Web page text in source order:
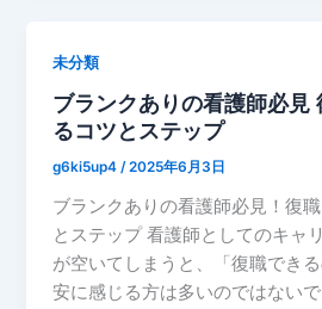
未分類
ブランクありの看護師必見
るコツとステップ
g6ki5up4/2025年6月3日
ブランクありの看護師必見！復
とステップ 看護師としてのキャ
が空いてしまうと、「復職でき
安に感じる方は多いのではない